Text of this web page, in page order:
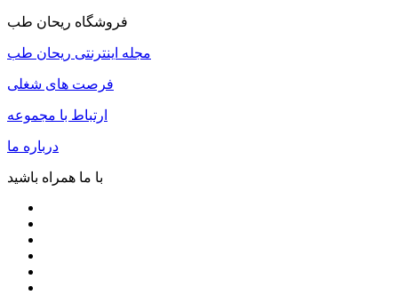
فروشگاه ریحان طب
مجله اینترنتی ریحان طب
فرصت های شغلی
ارتباط با مجموعه
درباره ما
با ما همراه باشید